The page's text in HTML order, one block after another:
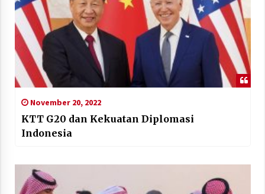
November 20, 2022
KTT G20 dan Kekuatan Diplomasi
Indonesia